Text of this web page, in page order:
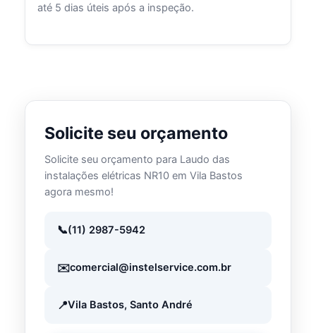
até 5 dias úteis após a inspeção.
Solicite seu orçamento
Solicite seu orçamento para Laudo das
instalações elétricas NR10 em Vila Bastos
agora mesmo!
(11) 2987-5942
comercial@instelservice.com.br
Vila Bastos, Santo André